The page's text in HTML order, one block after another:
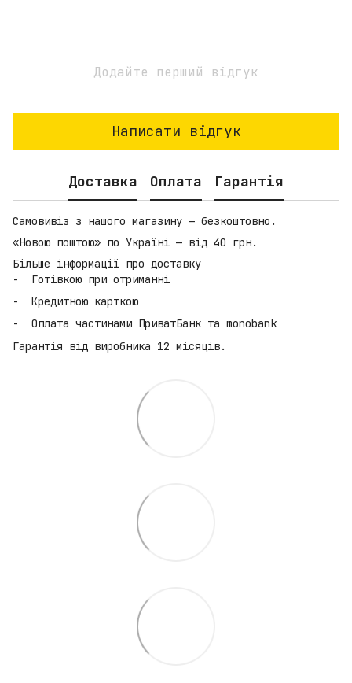
Додайте перший відгук
Написати відгук
Доставка Оплата Гарантія
Самовивіз з нашого магазину — безкоштовно.
«Новою поштою» по Україні — від 40 грн.
Більше інформації про доставку
Готівкою при отриманні
Кредитною карткою
Оплата частинами ПриватБанк та monobank
Гарантія від виробника 12 місяців.